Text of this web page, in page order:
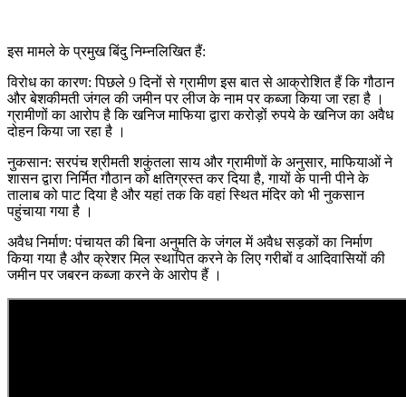
इस मामले के प्रमुख बिंदु निम्नलिखित हैं:
विरोध का कारण: पिछले 9 दिनों से ग्रामीण इस बात से आक्रोशित हैं कि गौठान
और बेशकीमती जंगल की जमीन पर लीज के नाम पर कब्जा किया जा रहा है ।
ग्रामीणों का आरोप है कि खनिज माफिया द्वारा करोड़ों रुपये के खनिज का अवैध
दोहन किया जा रहा है ।
नुकसान: सरपंच श्रीमती शकुंतला साय और ग्रामीणों के अनुसार, माफियाओं ने
शासन द्वारा निर्मित गौठान को क्षतिग्रस्त कर दिया है, गायों के पानी पीने के
तालाब को पाट दिया है और यहां तक कि वहां स्थित मंदिर को भी नुकसान
पहुंचाया गया है ।
अवैध निर्माण: पंचायत की बिना अनुमति के जंगल में अवैध सड़कों का निर्माण
किया गया है और क्रेशर मिल स्थापित करने के लिए गरीबों व आदिवासियों की
जमीन पर जबरन कब्जा करने के आरोप हैं ।